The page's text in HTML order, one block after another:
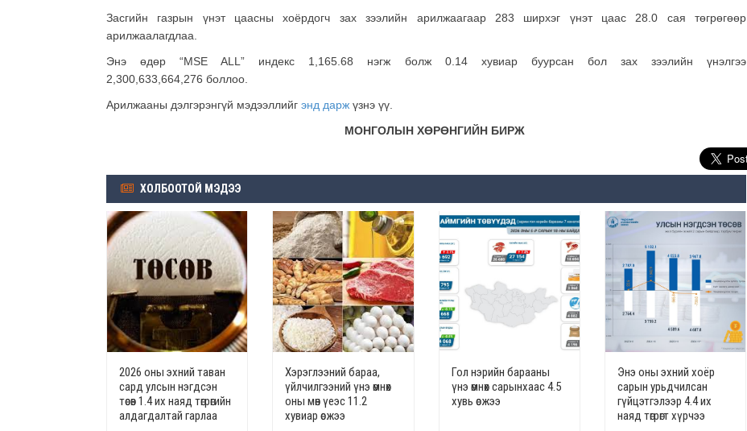
Засгийн газрын үнэт цаасны хоёрдогч зах зээлийн арилжаагаар 283 ширхэг үнэт цаас 28.0 сая төгрөгөөр
арилжаалагдлаа.
Энэ өдөр “MSE ALL” индекс 1,165.68 нэгж болж 0.14 хувиар буурсан бол зах зээлийн үнэлгээ
2,300,633,664,276 боллоо.
Арилжааны дэлгэрэнгүй мэдээллийг энд дарж үзнэ үү.
МОНГОЛЫН ХӨРӨНГИЙН БИРЖ
ХОЛБООТОЙ МЭДЭЭ
2026 оны эхний таван
сард улсын нэгдсэн
төсөв 1.4 их наяд төгрөгийн
алдагдалтай гарлаа
Хэрэглээний бараа,
үйлчилгээний үнэ өмнөх
оны мөн үеэс 11.2
хувиар өсжээ
Гол нэрийн барааны
үнэ өмнөх сарынхаас 4.5
хувь өсжээ
Энэ оны эхний хоёр
сарын урьдчилсан
гүйцэтгэлээр 4.4 их
наяд төгрөгт хүрчээ